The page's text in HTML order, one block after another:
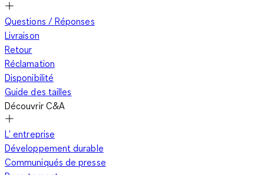
Questions / Réponses
Livraison
Retour
Réclamation
Disponibilité
Guide des tailles
Découvrir C&A
L' entreprise
Développement durable
Communiqués de presse